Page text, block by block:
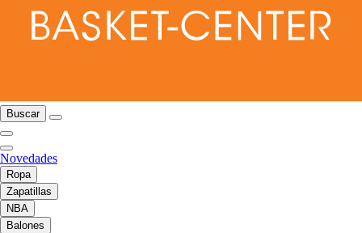
Buscar
Novedades
Ropa
Zapatillas
NBA
Balones